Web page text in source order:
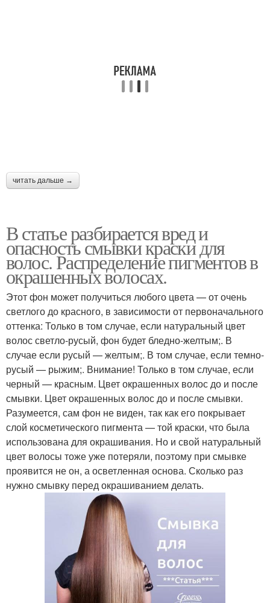
читать дальше →
В статье разбирается вред и
опасность смывки краски для
волос. Распределение пигментов в
окрашенных волосах.
Этот фон может получиться любого цвета — от очень
светлого до красного, в зависимости от первоначального
оттенка: Только в том случае, если натуральный цвет
волос светло-русый, фон будет бледно-желтым;. В
случае если русый — желтым;. В том случае, если темно-
русый — рыжим;. Внимание! Только в том случае, если
черный — красным. Цвет окрашенных волос до и после
смывки. Цвет окрашенных волос до и после смывки.
Разумеется, сам фон не виден, так как его покрывает
слой косметического пигмента — той краски, что была
использована для окрашивания. Но и свой натуральный
цвет волосы тоже уже потеряли, поэтому при смывке
проявится не он, а осветленная основа. Сколько раз
нужно смывку перед окрашиванием делать.